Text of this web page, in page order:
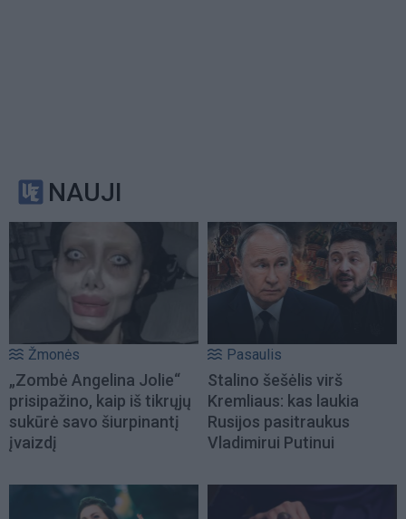
NAUJI
Žmonės
„Zombė Angelina Jolie“
prisipažino, kaip iš tikrųjų
sukūrė savo šiurpinantį
įvaizdį
Pasaulis
Stalino šešėlis virš
Kremliaus: kas laukia
Rusijos pasitraukus
Vladimirui Putinui